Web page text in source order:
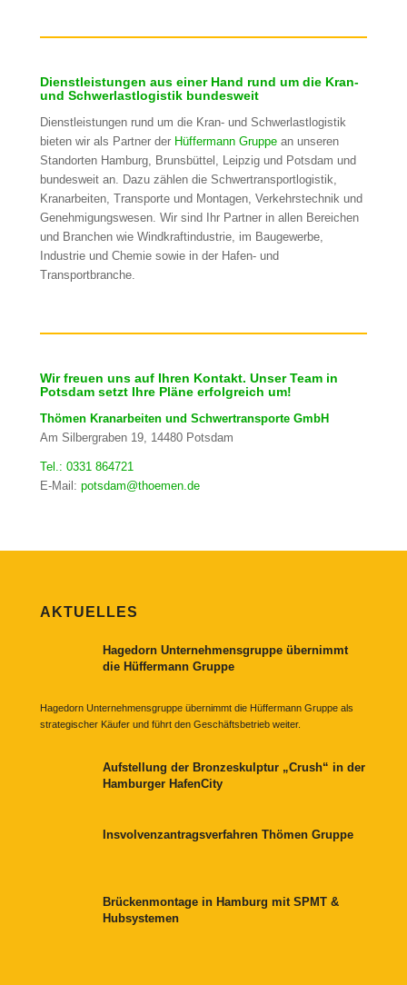
Dienstleistungen aus einer Hand rund um die Kran-
und Schwerlastlogistik bundesweit
Dienstleistungen rund um die Kran- und Schwerlastlogistik
bieten wir als Partner der Hüffermann Gruppean unseren
Standorten Hamburg, Brunsbüttel, Leipzig und Potsdam und
bundesweit an. Dazu zählen die Schwertransportlogistik,
Kranarbeiten, Transporte und Montagen, Verkehrstechnik und
Genehmigungswesen. Wir sind Ihr Partner in allen Bereichen
und Branchen wie Windkraftindustrie, im Baugewerbe,
Industrie und Chemie sowie in der Hafen- und
Transportbranche.
Wir freuen uns auf Ihren Kontakt. Unser Team in
Potsdam setzt Ihre Pläne erfolgreich um!
Thömen Kranarbeiten und Schwertransporte GmbH
Am Silbergraben 19, 14480 Potsdam
Tel.: 0331 864721
E-Mail: potsdam@thoemen.de
AKTUELLES
Hagedorn Unternehmensgruppe übernimmt
die Hüffermann Gruppe
Hagedorn Unternehmensgruppe übernimmt die Hüffermann Gruppe als
strategischer Käufer und führt den Geschäftsbetrieb weiter.
Aufstellung der Bronzeskulptur „Crush“ in der
Hamburger HafenCity
Insvolvenzantragsverfahren Thömen Gruppe
Brückenmontage in Hamburg mit SPMT &
Hubsystemen